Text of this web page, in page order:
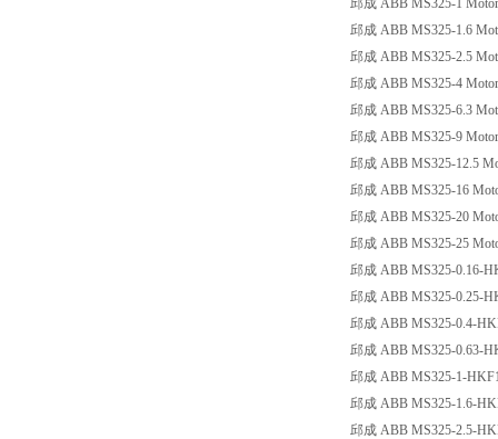
邱成 ABB MS325-1
邱成 ABB MS325-1.6
邱成 ABB MS325-2.5
邱成 ABB MS325-4
邱成 ABB MS325-6.3
邱成 ABB MS325-9
邱成 ABB MS325-12.5
邱成 ABB MS325-16
邱成 ABB MS325-20
邱成 ABB MS325-25
邱成 ABB MS325-0.16-
邱成 ABB MS325-0.25-
邱成 ABB MS325-0.4-
邱成 ABB MS325-0.63-
邱成 ABB MS325-1-
邱成 ABB MS325-1.6-
邱成 ABB MS325-2.5-